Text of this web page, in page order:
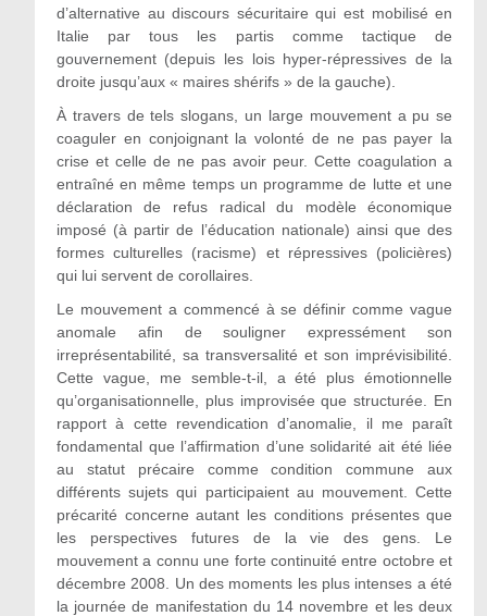
d’alternative au discours sécuritaire qui est mobilisé en
Italie par tous les partis comme tactique de
gouvernement (depuis les lois hyper-répressives de la
droite jusqu’aux « maires shérifs » de la gauche).
À travers de tels slogans, un large mouvement a pu se
coaguler en conjoignant la volonté de ne pas payer la
crise et celle de ne pas avoir peur. Cette coagulation a
entraîné en même temps un programme de lutte et une
déclaration de refus radical du modèle économique
imposé (à partir de l’éducation nationale) ainsi que des
formes culturelles (racisme) et répressives (policières)
qui lui servent de corollaires.
Le mouvement a commencé à se définir comme vague
anomale afin de souligner expressément son
irreprésentabilité, sa transversalité et son imprévisibilité.
Cette vague, me semble-t-il, a été plus émotionnelle
qu’organisationnelle, plus improvisée que structurée. En
rapport à cette revendication d’anomalie, il me paraît
fondamental que l’affirmation d’une solidarité ait été liée
au statut précaire comme condition commune aux
différents sujets qui participaient au mouvement. Cette
précarité concerne autant les conditions présentes que
les perspectives futures de la vie des gens. Le
mouvement a connu une forte continuité entre octobre et
décembre 2008. Un des moments les plus intenses a été
la journée de manifestation du 14 novembre et les deux